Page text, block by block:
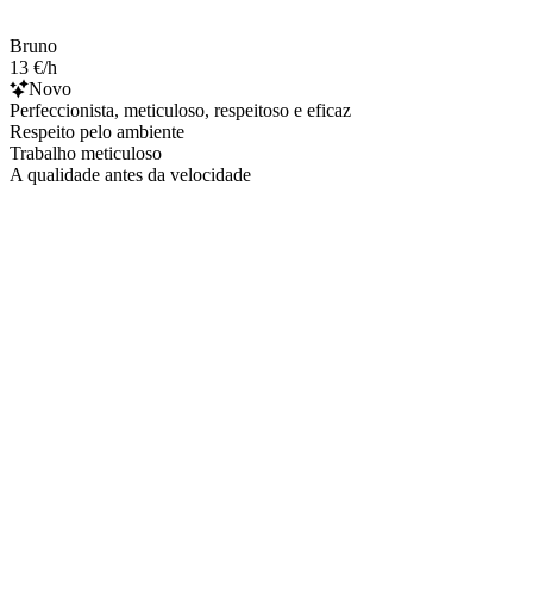
Bruno
13 €/h
Novo
Perfeccionista, meticuloso, respeitoso e eficaz
Respeito pelo ambiente
Trabalho meticuloso
A qualidade antes da velocidade